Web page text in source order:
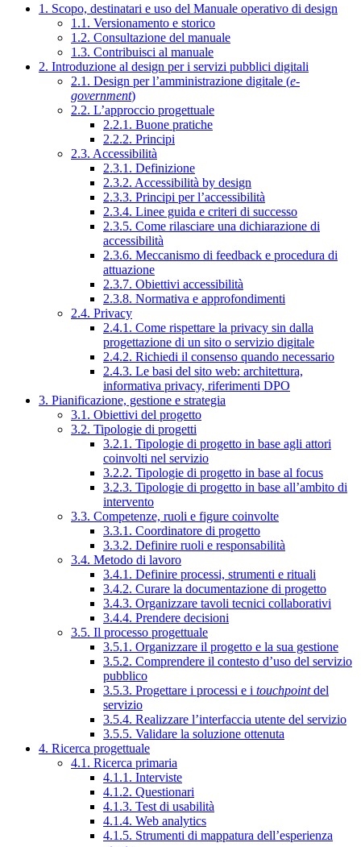
1. Scopo, destinatari e uso del Manuale operativo di design
1.1. Versionamento e storico
1.2. Consultazione del manuale
1.3. Contribuisci al manuale
2. Introduzione al design per i servizi pubblici digitali
2.1. Design per l’amministrazione digitale (e-
government)
2.2. L’approccio progettuale
2.2.1. Buone pratiche
2.2.2. Principi
2.3. Accessibilità
2.3.1. Definizione
2.3.2. Accessibilità by design
2.3.3. Principi per l’accessibilità
2.3.4. Linee guida e criteri di successo
2.3.5. Come rilasciare una dichiarazione di
accessibilità
2.3.6. Meccanismo di feedback e procedura di
attuazione
2.3.7. Obiettivi accessibilità
2.3.8. Normativa e approfondimenti
2.4. Privacy
2.4.1. Come rispettare la privacy sin dalla
progettazione di un sito o servizio digitale
2.4.2. Richiedi il consenso quando necessario
2.4.3. Le basi del sito web: architettura,
informativa privacy, riferimenti DPO
3. Pianificazione, gestione e strategia
3.1. Obiettivi del progetto
3.2. Tipologie di progetti
3.2.1. Tipologie di progetto in base agli attori
coinvolti nel servizio
3.2.2. Tipologie di progetto in base al focus
3.2.3. Tipologie di progetto in base all’ambito di
intervento
3.3. Competenze, ruoli e figure coinvolte
3.3.1. Coordinatore di progetto
3.3.2. Definire ruoli e responsabilità
3.4. Metodo di lavoro
3.4.1. Definire processi, strumenti e rituali
3.4.2. Curare la documentazione di progetto
3.4.3. Organizzare tavoli tecnici collaborativi
3.4.4. Prendere decisioni
3.5. Il processo progettuale
3.5.1. Organizzare il progetto e la sua gestione
3.5.2. Comprendere il contesto d’uso del servizio
pubblico
3.5.3. Progettare i processi e i touchpointdel
servizio
3.5.4. Realizzare l’interfaccia utente del servizio
3.5.5. Validare la soluzione ottenuta
4. Ricerca progettuale
4.1. Ricerca primaria
4.1.1. Interviste
4.1.2. Questionari
4.1.3. Test di usabilità
4.1.4. Web analytics
4.1.5. Strumenti di mappatura dell’esperienza